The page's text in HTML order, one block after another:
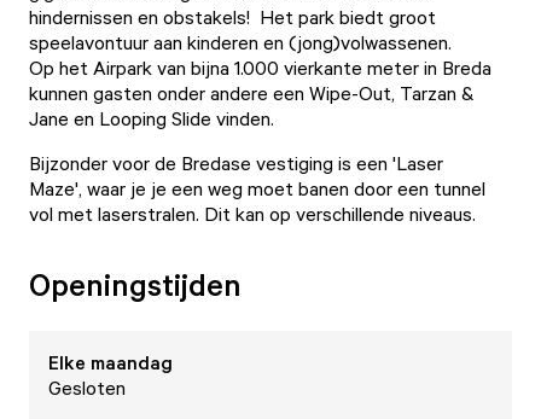
hindernissen en obstakels! Het park biedt groot
speelavontuur aan kinderen en (jong)volwassenen.
Op het Airpark van bijna 1.000 vierkante meter in Breda
kunnen gasten onder andere een Wipe-Out, Tarzan &
Jane en Looping Slide vinden.
Bijzonder voor de Bredase vestiging is een 'Laser
Maze', waar je je een weg moet banen door een tunnel
vol met laserstralen. Dit kan op verschillende niveaus.
Openingstijden
Elke maandag
Gesloten